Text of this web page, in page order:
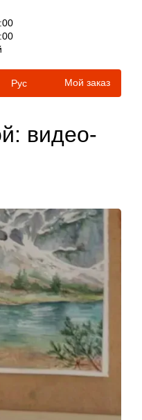
Рус Мой заказ
видео-